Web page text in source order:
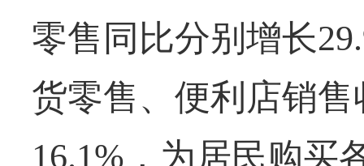
零售同比分别增长
货零售、便利店销
16.1%，为居民购买